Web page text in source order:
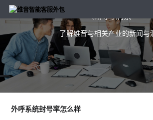
了解维音与相关产业的新闻与
外呼系统封号率怎么样